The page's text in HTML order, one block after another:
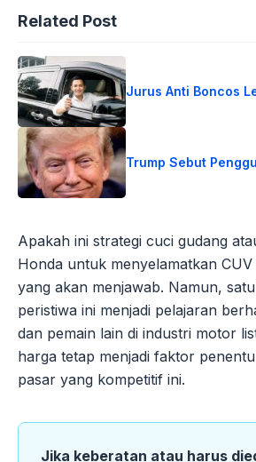
Related Post
Jurus Anti Boncos
Trump Sebut
Apakah ini strategi cuci gudang
Honda untuk menyelamatkan
yang akan menjawab. Namun,
peristiwa ini menjadi pelajaran
dan pemain lain di industri motor
harga tetap menjadi faktor
pasar yang kompetitif ini.
Jika keberatan atau harus